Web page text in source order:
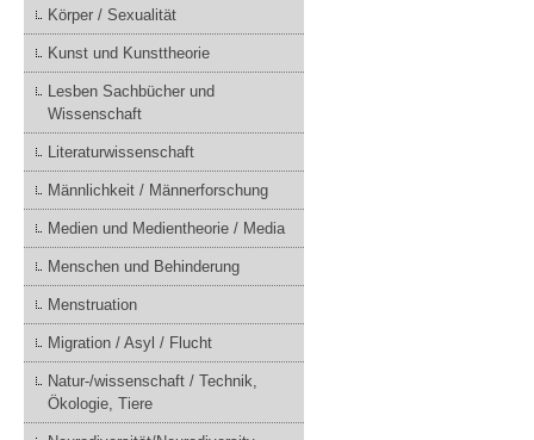
Körper / Sexualität
Kunst und Kunsttheorie
Lesben Sachbücher und
Wissenschaft
Literaturwissenschaft
Männlichkeit / Männerforschung
Medien und Medientheorie / Media
Menschen und Behinderung
Menstruation
Migration / Asyl / Flucht
Natur-/wissenschaft / Technik,
Ökologie, Tiere